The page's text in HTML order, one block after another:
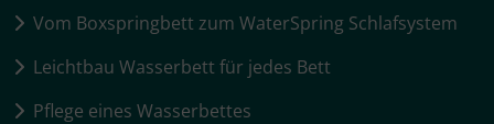
Vom Boxspringbett zum WaterSpring Schlafsystem
Leichtbau Wasserbett für jedes Bett
Pflege eines Wasserbettes